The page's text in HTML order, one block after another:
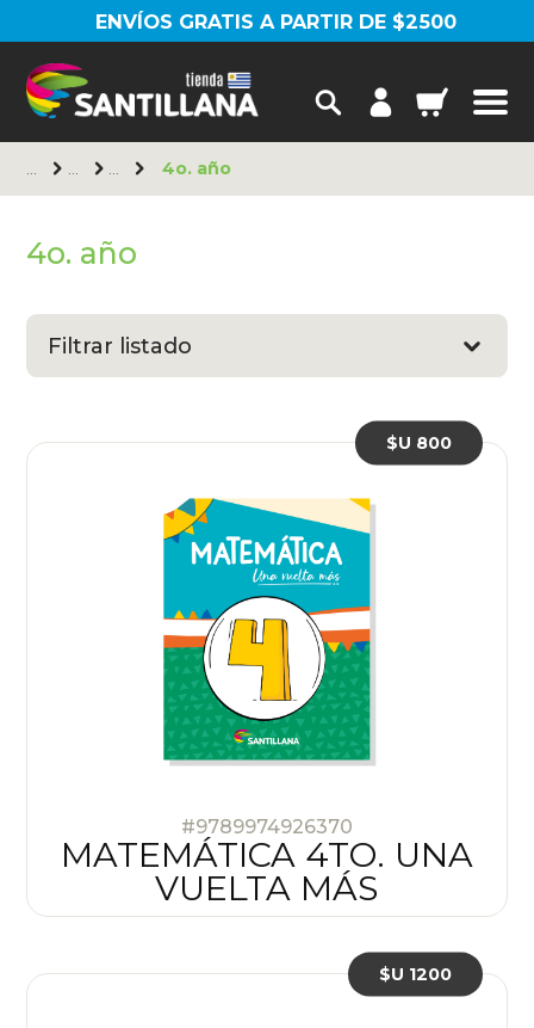
ENVÍOS GRATIS A PARTIR DE $2500
4o. año
4o. año
Filtrar listado
#9789974926370
MATEMÁTICA 4TO. UNA
VUELTA MÁS
$U 800
$U 1200